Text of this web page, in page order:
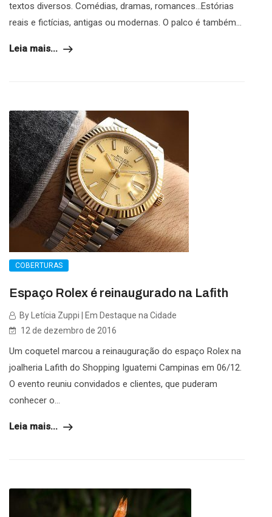
textos diversos. Comédias, dramas, romances…Estórias
reais e fictícias, antigas ou modernas. O palco é também...
Leia mais...
COBERTURAS
Espaço Rolex é reinaugurado na Lafith
By Letícia Zuppi | Em Destaque na Cidade
12 de dezembro de 2016
Um coquetel marcou a reinauguração do espaço Rolex na
joalheria Lafith do Shopping Iguatemi Campinas em 06/12.
O evento reuniu convidados e clientes, que puderam
conhecer o...
Leia mais...